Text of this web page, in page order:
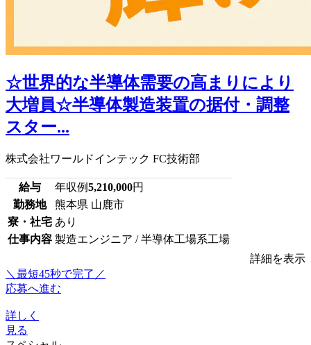
☆世界的な半導体需要の高まりにより
大増員☆半導体製造装置の据付・調整
スター...
株式会社ワールドインテック FC技術部
給与 年収例5,210,000円
勤務地
熊本県 山鹿市
寮・社宅 あり
仕事内容 製造エンジニア / 半導体工場系工場
詳細を表示
＼最短45秒で完了／
応募へ進む
詳しく
見る